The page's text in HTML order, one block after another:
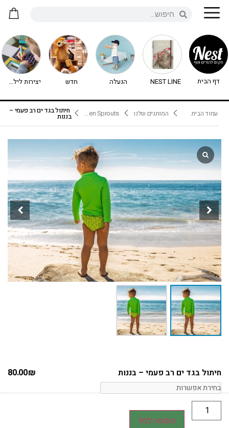
דף הבית NEST LINE הנעלה חדש יצירות לילדים - יצירה לילדים
עמוד הבית המותגים שלנו Green Sprouts- בגד ים לתינוק חיתול בגד ים רב פעמי –
בננות
חיתול בגד ים רב פעמי – בננות 80.00₪
הוספה לסל